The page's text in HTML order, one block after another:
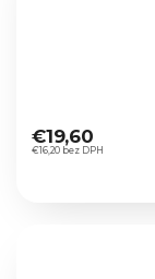
hodnotenie
produktu
€16,20 bez DPH
€19,60